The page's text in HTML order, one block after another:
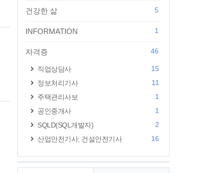
건강한 삶 5
INFORMATION 1
자격증 46
직업상담사
15
정보처리기사
11
주택관리사보
1
공인중개사
1
SQLD(SQL개발자)
2
산업안전기사; 건설안전기사
16